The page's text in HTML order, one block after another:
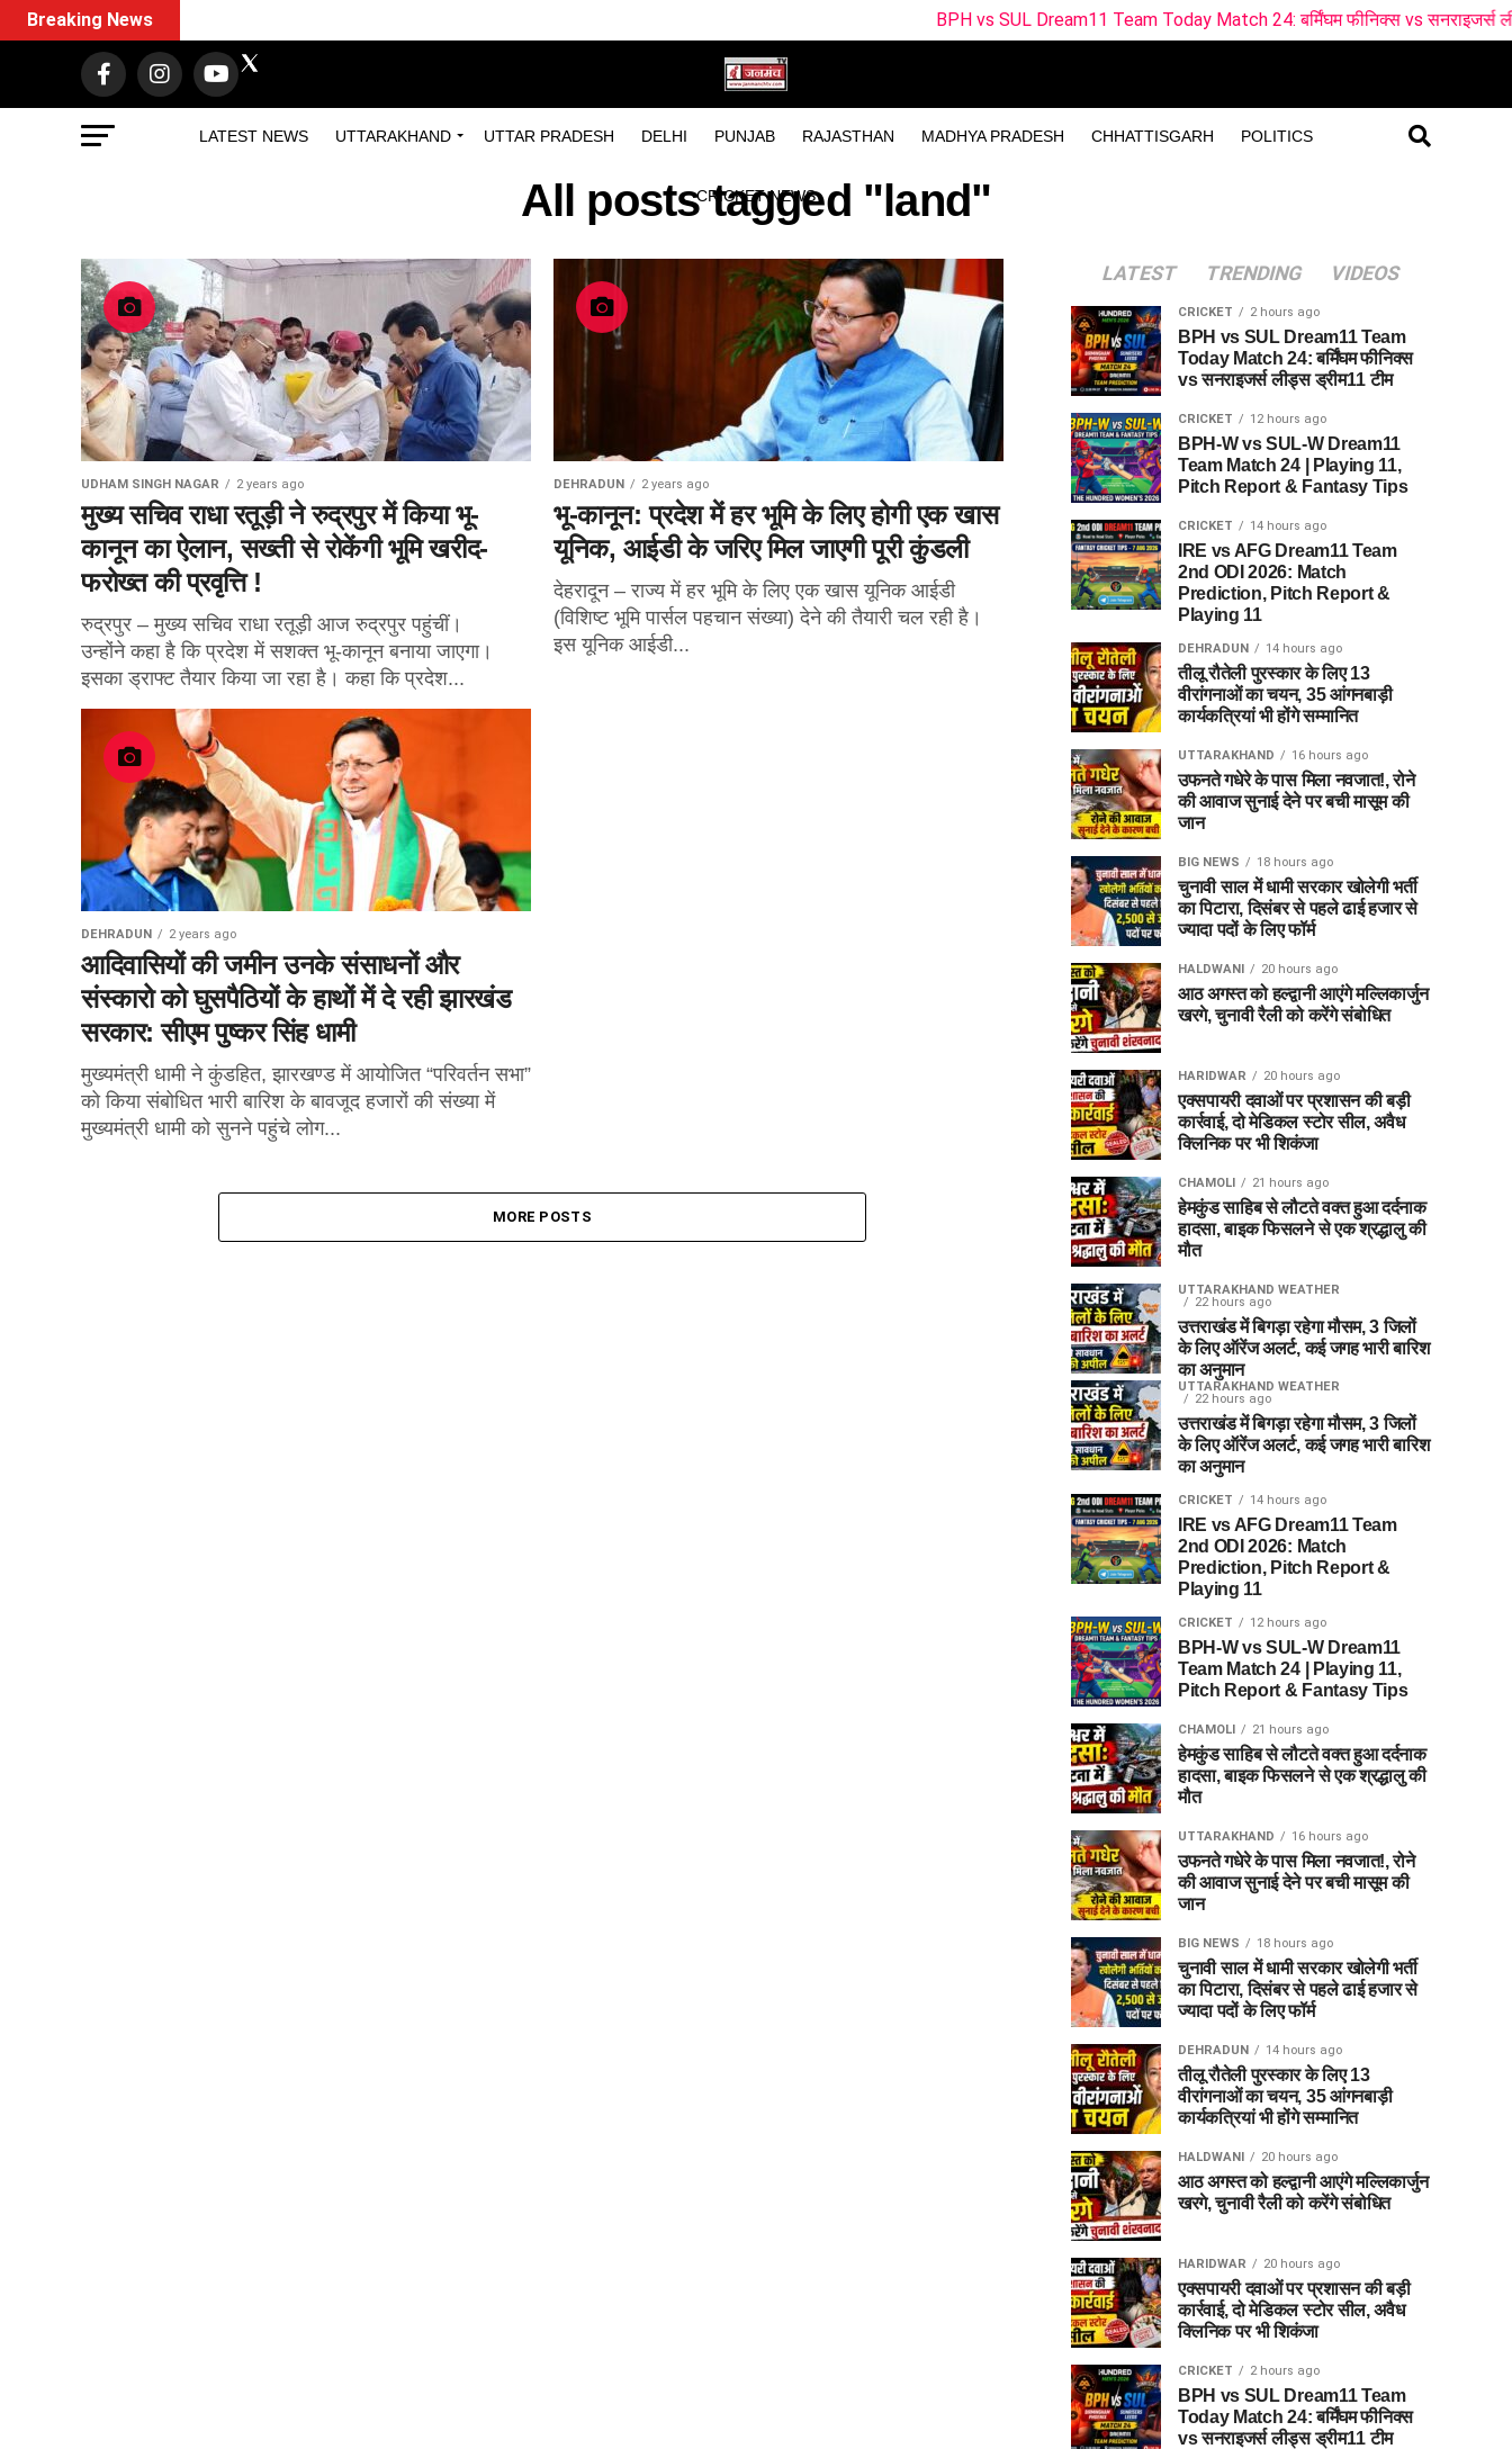
LATEST NEWS UTTARAKHAND UTTAR PRADESH DELHI PUNJAB RAJASTHAN MADHYA PRADESH CHHATTISGARH POLITICS
CRICKET NEWS
Breaking News BPH vs SUL Dream11 Team Today Match 24: बर्मिंघम फीनिक्स vs सनराइजर्स लीड्स ड्रीम11 टीम
All posts tagged "land"
UDHAM SINGH NAGAR 2 years ago
मुख्य सचिव राधा रतूड़ी ने रुद्रपुर में किया भू-
कानून का ऐलान, सख्ती से रोकेंगी भूमि खरीद-
फरोख्त की प्रवृत्ति !
रुद्रपुर – मुख्य सचिव राधा रतूड़ी आज रुद्रपुर पहुंचीं।
उन्होंने कहा है कि प्रदेश में सशक्त भू-कानून बनाया जाएगा।
इसका ड्राफ्ट तैयार किया जा रहा है। कहा कि प्रदेश...
DEHRADUN 2 years ago
भू-कानून: प्रदेश में हर भूमि के लिए होगी एक खास
यूनिक, आईडी के जरिए मिल जाएगी पूरी कुंडली
देहरादून – राज्य में हर भूमि के लिए एक खास यूनिक आईडी
(विशिष्ट भूमि पार्सल पहचान संख्या) देने की तैयारी चल रही है।
इस यूनिक आईडी...
DEHRADUN 2 years ago
आदिवासियों की जमीन उनके संसाधनों और
संस्कारो को घुसपैठियों के हाथों में दे रही झारखंड
सरकार: सीएम पुष्कर सिंह धामी
मुख्यमंत्री धामी ने कुंडहित, झारखण्ड में आयोजित “परिवर्तन सभा”
को किया संबोधित भारी बारिश के बावजूद हजारों की संख्या में
मुख्यमंत्री धामी को सुनने पहुंचे लोग...
MORE POSTS
LATEST TRENDING VIDEOS
CRICKET 2 hours ago
BPH vs SUL Dream11 Team
Today Match 24: बर्मिंघम फीनिक्स
vs सनराइजर्स लीड्स ड्रीम11 टीम
CRICKET 12 hours ago
BPH-W vs SUL-W Dream11
Team Match 24 | Playing 11,
Pitch Report & Fantasy Tips
CRICKET 14 hours ago
IRE vs AFG Dream11 Team
2nd ODI 2026: Match
Prediction, Pitch Report &
Playing 11
DEHRADUN 14 hours ago
तीलू रौतेली पुरस्कार के लिए 13
वीरांगनाओं का चयन, 35 आंगनबाड़ी
कार्यकत्रियां भी होंगे सम्मानित
UTTARAKHAND 16 hours ago
उफनते गधेरे के पास मिला नवजात!, रोने
की आवाज सुनाई देने पर बची मासूम की
जान
BIG NEWS 18 hours ago
चुनावी साल में धामी सरकार खोलेगी भर्ती
का पिटारा, दिसंबर से पहले ढाई हजार से
ज्यादा पदों के लिए फॉर्म
HALDWANI 20 hours ago
आठ अगस्त को हल्द्वानी आएंगे मल्लिकार्जुन
खरगे, चुनावी रैली को करेंगे संबोधित
HARIDWAR 20 hours ago
एक्सपायरी दवाओं पर प्रशासन की बड़ी
कार्रवाई, दो मेडिकल स्टोर सील, अवैध
क्लिनिक पर भी शिकंजा
CHAMOLI 21 hours ago
हेमकुंड साहिब से लौटते वक्त हुआ दर्दनाक
हादसा, बाइक फिसलने से एक श्रद्धालु की
मौत
UTTARAKHAND WEATHER
22 hours ago
उत्तराखंड में बिगड़ा रहेगा मौसम, 3 जिलों
के लिए ऑरेंज अलर्ट, कई जगह भारी बारिश
का अनुमान
UTTARAKHAND WEATHER
22 hours ago
उत्तराखंड में बिगड़ा रहेगा मौसम, 3 जिलों
के लिए ऑरेंज अलर्ट, कई जगह भारी बारिश
का अनुमान
CRICKET 14 hours ago
IRE vs AFG Dream11 Team
2nd ODI 2026: Match
Prediction, Pitch Report &
Playing 11
CRICKET 12 hours ago
BPH-W vs SUL-W Dream11
Team Match 24 | Playing 11,
Pitch Report & Fantasy Tips
CHAMOLI 21 hours ago
हेमकुंड साहिब से लौटते वक्त हुआ दर्दनाक
हादसा, बाइक फिसलने से एक श्रद्धालु की
मौत
UTTARAKHAND 16 hours ago
उफनते गधेरे के पास मिला नवजात!, रोने
की आवाज सुनाई देने पर बची मासूम की
जान
BIG NEWS 18 hours ago
चुनावी साल में धामी सरकार खोलेगी भर्ती
का पिटारा, दिसंबर से पहले ढाई हजार से
ज्यादा पदों के लिए फॉर्म
DEHRADUN 14 hours ago
तीलू रौतेली पुरस्कार के लिए 13
वीरांगनाओं का चयन, 35 आंगनबाड़ी
कार्यकत्रियां भी होंगे सम्मानित
HALDWANI 20 hours ago
आठ अगस्त को हल्द्वानी आएंगे मल्लिकार्जुन
खरगे, चुनावी रैली को करेंगे संबोधित
HARIDWAR 20 hours ago
एक्सपायरी दवाओं पर प्रशासन की बड़ी
कार्रवाई, दो मेडिकल स्टोर सील, अवैध
क्लिनिक पर भी शिकंजा
CRICKET 2 hours ago
BPH vs SUL Dream11 Team
Today Match 24: बर्मिंघम फीनिक्स
vs सनराइजर्स लीड्स ड्रीम11 टीम